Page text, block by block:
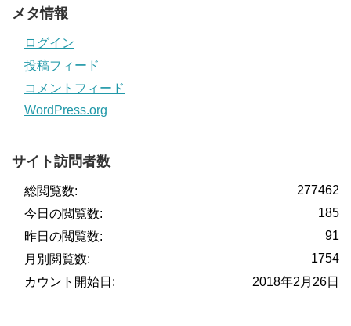
メタ情報
ログイン
投稿フィード
コメントフィード
WordPress.org
サイト訪問者数
277462
総閲覧数:
185
今日の閲覧数:
91
昨日の閲覧数:
1754
月別閲覧数:
2018年2月26日
カウント開始日: